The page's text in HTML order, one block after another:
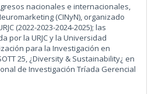
nacionales e internacionales,
(CINyN), organizado
(2022-2023-2024-2025); las
por la URJC y la Universidad
para la Investigación en
25, ¿Diversity & Sustainability¿ en
de Investigación Tríada Gerencial